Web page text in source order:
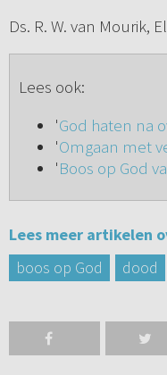
Ds. R. W. van Mourik,
Lees ook:
'God haten na
'Omgaan met
'Boos op God
Lees meer artikelen
boos op God
dood